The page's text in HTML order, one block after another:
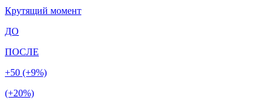
Крутящий момент
ДО
ПОСЛЕ
+50 (+9%)
(+20%)